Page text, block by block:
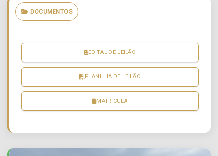
DOCUMENTOS
EDITAL DE LEILÃO
PLANILHA DE LEILÃO
MATRÍCULA